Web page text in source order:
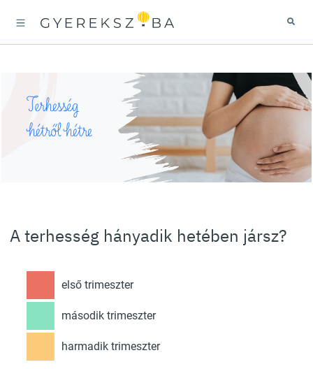
Terhesség
hétről hétre
A terhesség hányadik hetében jársz?
első trimeszter
második trimeszter
harmadik trimeszter